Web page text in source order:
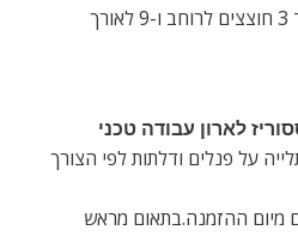
לארון עבודה טכני
על פנלים ודלתות לפי הצורך